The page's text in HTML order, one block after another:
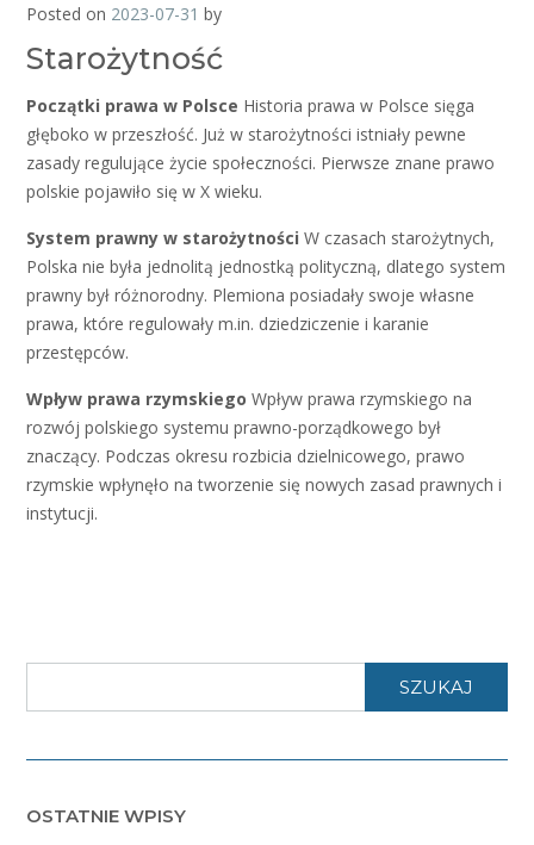
Posted on 2023-07-31 by
Starożytność
Początki prawa w Polsce Historia prawa w Polsce sięga
głęboko w przeszłość. Już w starożytności istniały pewne
zasady regulujące życie społeczności. Pierwsze znane prawo
polskie pojawiło się w X wieku.
System prawny w starożytności W czasach starożytnych,
Polska nie była jednolitą jednostką polityczną, dlatego system
prawny był różnorodny. Plemiona posiadały swoje własne
prawa, które regulowały m.in. dziedziczenie i karanie
przestępców.
Wpływ prawa rzymskiego Wpływ prawa rzymskiego na
rozwój polskiego systemu prawno-porządkowego był
znaczący. Podczas okresu rozbicia dzielnicowego, prawo
rzymskie wpłynęło na tworzenie się nowych zasad prawnych i
instytucji.
SZUKAJ
OSTATNIE WPISY